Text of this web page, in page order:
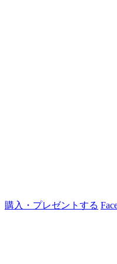
購入・プレゼントする